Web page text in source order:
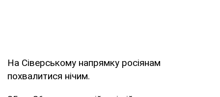
На Сіверському напрямку росіянам
похвалитися нічим.